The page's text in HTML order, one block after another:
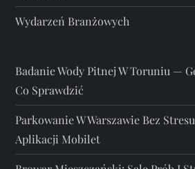
Wydarzeń Branżowych
Badanie Wody Pitnej W Toruniu —
Co Sprawdzić
Parkowanie W Warszawie Bez
Aplikacji Mobilet